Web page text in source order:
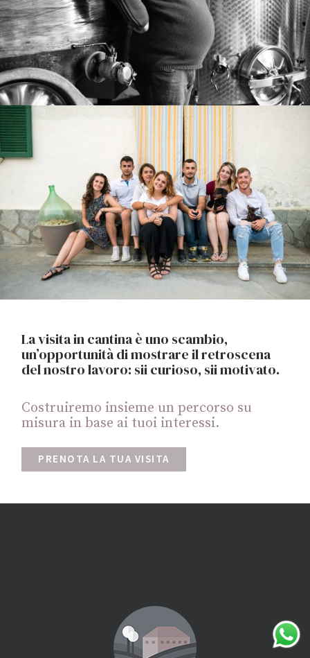
La visita in cantina è uno scambio,
un’opportunità di mostrare il retroscena
del nostro lavoro: sii curioso, sii motivato.
Costruiremo insieme un percorso su
misura in base ai tuoi interessi.
PRENOTA LA TUA VISITA